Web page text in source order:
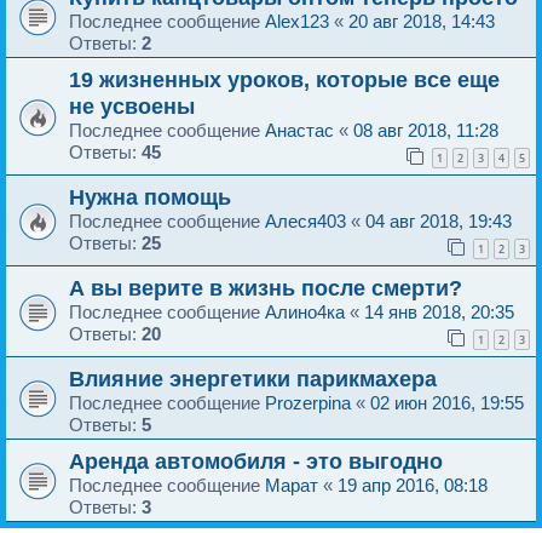
Последнее сообщение Alex123 « 20 авг 2018, 14:43
Ответы: 2
19 жизненных уроков, которые все еще
не усвоены
Последнее сообщение Анастас « 08 авг 2018, 11:28
Ответы: 45 1 2 3 4 5
Нужна помощь
Последнее сообщение Алеся403 « 04 авг 2018, 19:43
Ответы: 25 1 2 3
А вы верите в жизнь после смерти?
Последнее сообщение Алино4ка « 14 янв 2018, 20:35
Ответы: 20 1 2 3
Влияние энергетики парикмахера
Последнее сообщение Prozerpina « 02 июн 2016, 19:55
Ответы: 5
Аренда автомобиля - это выгодно
Последнее сообщение Марат « 19 апр 2016, 08:18
Ответы: 3